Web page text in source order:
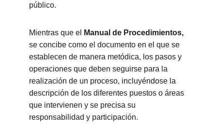
público.
Mientras que el
Manual de Procedimientos,
se concibe como el documento en el que se
establecen de manera metódica, los pasos y
operaciones que deben seguirse para la
realización de un proceso, incluyéndose la
descripción de los diferentes puestos o áreas
que intervienen y se precisa su
responsabilidad y participación.